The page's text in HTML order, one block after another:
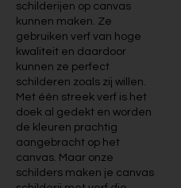
schilderijen op canvas
kunnen maken. Ze
gebruiken verf van hoge
kwaliteit en daardoor
kunnen ze perfect
schilderen zoals zij willen.
Met één streek verf is het
doek al gedekt en worden
de kleuren prachtig
aangebracht op het
canvas. Maar onze
schilders maken je canvas